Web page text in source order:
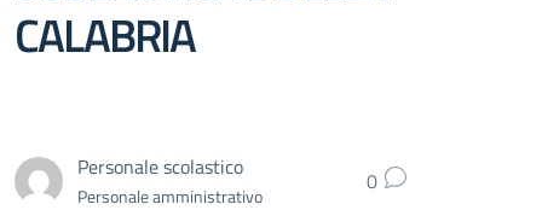
CALABRIA
Personale scolastico
Personale amministrativo 0